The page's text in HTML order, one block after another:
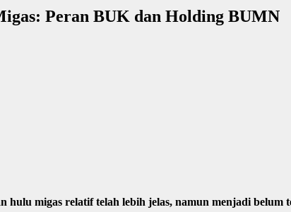
Peran BUK dan Holding BUMN
hulu migas relatif telah lebih jelas, namun menjadi